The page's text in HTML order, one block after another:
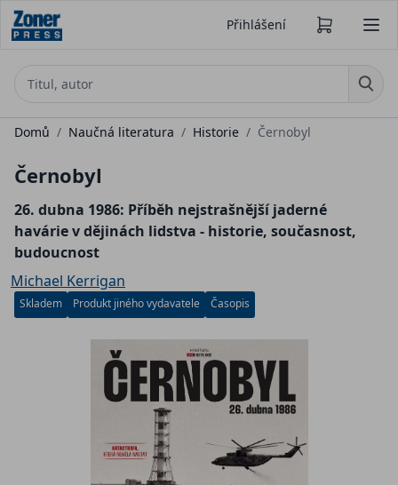
Přihlášení
Domů / Naučná literatura / Historie / Černobyl
Černobyl
26. dubna 1986: Příběh nejstrašnější jaderné
havárie v dějinách lidstva - historie, současnost,
budoucnost
Michael Kerrigan
Skladem Produkt jiného vydavatele Časopis